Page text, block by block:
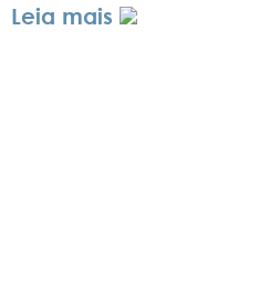
Leia mais